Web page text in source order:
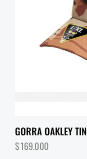
GORRA OAKLEY
$169,000